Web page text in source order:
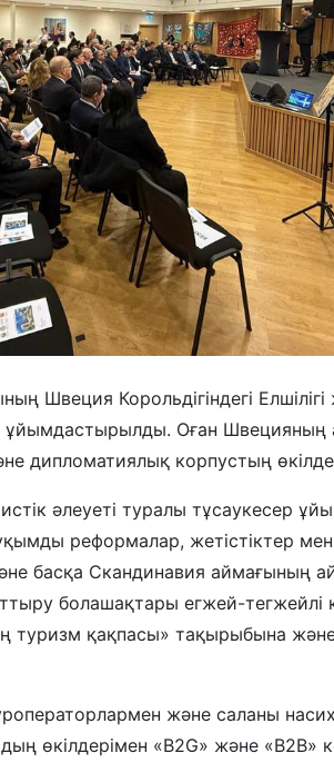
Швеция Корольдігіндегі
ұйымдастырылды. Оған Швецияның
дипломатиялық корпустың
әлеуеті туралы тұсаукесер
реформалар, жетістіктер
басқа Скандинавия аймағының
болашақтары егжей-тегжейлі
туризм қақпасы» тақырыбына
және саланы
өкілдерімен «B2G» және «В2В»